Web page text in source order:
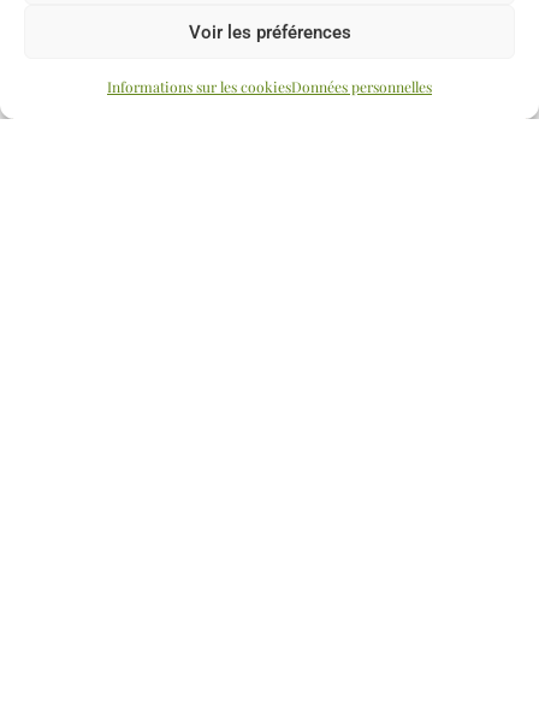
Voir les préférences
Informations sur les cookiesDonnées personnelles
En ligne